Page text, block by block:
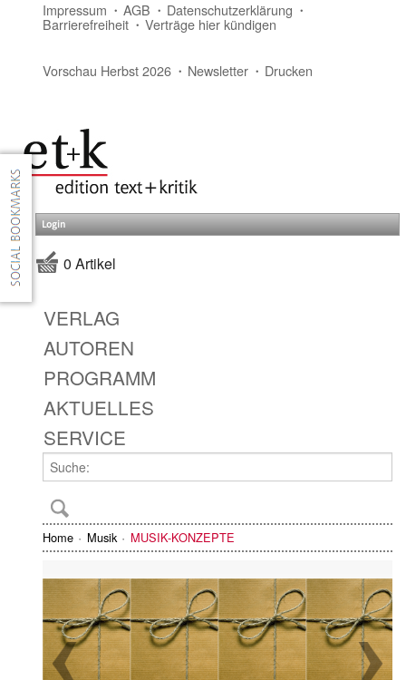
Impressum AGB Datenschutzerklärung
Barrierefreiheit Verträge hier kündigen
Vorschau Herbst 2026 Newsletter Drucken
Login
0 Artikel
VERLAG
AUTOREN
PROGRAMM
AKTUELLES
SERVICE
Home Musik MUSIK-KONZEPTE